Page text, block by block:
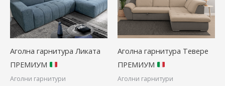
Аголна гарнитура Ликата
ПРЕМИУМ
Аголни гарнитури
Аголна гарнитура Тевере
ПРЕМИУМ
Аголни гарнитури